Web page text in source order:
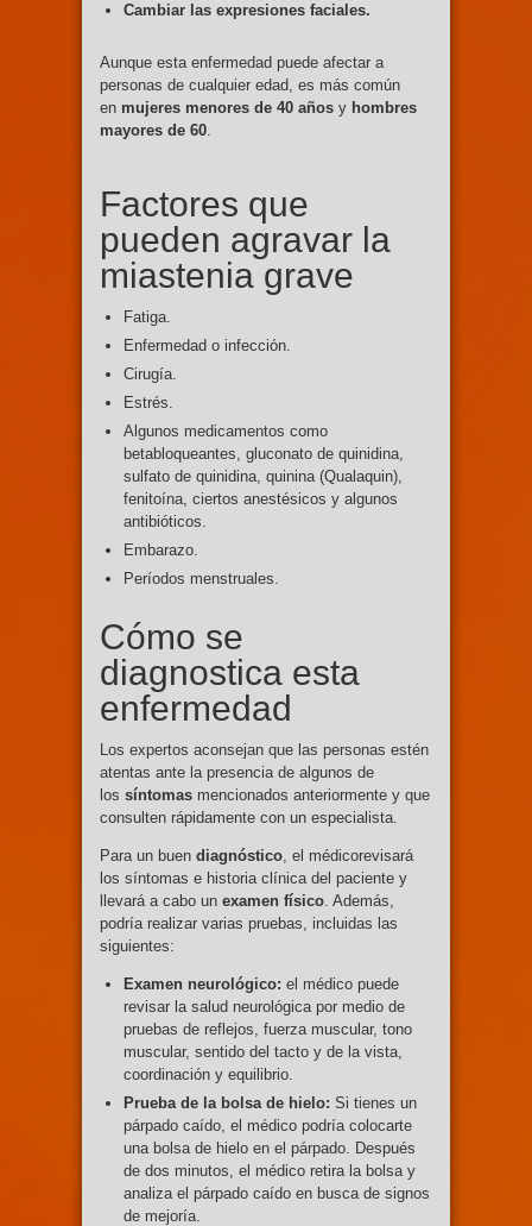
Cambiar las expresiones faciales.
Aunque esta enfermedad puede afectar a
personas de cualquier edad, es más común
en mujeres menores de 40 años y hombres
mayores de 60
Factores que
pueden agravar la
miastenia grave
Fatiga.
Enfermedad o infección.
Cirugía.
Estrés.
Algunos medicamentos como
betabloqueantes, gluconato de quinidina,
sulfato de quinidina, quinina (Qualaquin),
fenitoína, ciertos anestésicos y algunos
antibióticos.
Embarazo.
Períodos menstruales.
Cómo se
diagnostica esta
enfermedad
Los expertos aconsejan que las personas estén
atentas ante la presencia de algunos de
los síntomas mencionados anteriormente y que
consulten rápidamente con un especialista.
Para un buen diagnóstico , el médicorevisará
los síntomas e historia clínica del paciente y
llevará a cabo un examen físico . Además,
podría realizar varias pruebas, incluidas las
siguientes:
Examen neurológico: el médico puede
revisar la salud neurológica por medio de
pruebas de reflejos, fuerza muscular, tono
muscular, sentido del tacto y de la vista,
coordinación y equilibrio.
Prueba de la bolsa de hielo: Si tienes un
párpado caído, el médico podría colocarte
una bolsa de hielo en el párpado. Después
de dos minutos, el médico retira la bolsa y
analiza el párpado caído en busca de signos
de mejoría.